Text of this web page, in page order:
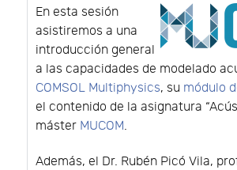
En esta sesión
asistiremos a una
introducción general
a las capacidades de modelado
COMSOL Multiphysics, su módulo
el contenido de la asignatura
máster MUCOM.
Además, el Dr. Rubén Picó Vila,